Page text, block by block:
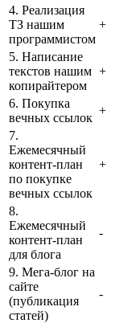
4. Реализация
ТЗ нашим
программистом
+
5. Написание
текстов нашим
копирайтером
+
6. Покупка
вечных ссылок
+
7.
Ежемесячный
контент-план
по покупке
вечных ссылок
+
8.
Ежемесячный
контент-план
для блога
-
9. Мега-блог на
сайте
(публикация
статей)
-